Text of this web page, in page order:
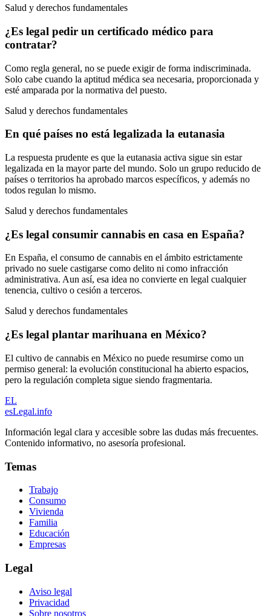
Salud y derechos fundamentales
¿Es legal pedir un certificado médico para
contratar?
Como regla general, no se puede exigir de forma indiscriminada.
Solo cabe cuando la aptitud médica sea necesaria, proporcionada y
esté amparada por la normativa del puesto.
Salud y derechos fundamentales
En qué países no está legalizada la eutanasia
La respuesta prudente es que la eutanasia activa sigue sin estar
legalizada en la mayor parte del mundo. Solo un grupo reducido de
países o territorios ha aprobado marcos específicos, y además no
todos regulan lo mismo.
Salud y derechos fundamentales
¿Es legal consumir cannabis en casa en España?
En España, el consumo de cannabis en el ámbito estrictamente
privado no suele castigarse como delito ni como infracción
administrativa. Aun así, esa idea no convierte en legal cualquier
tenencia, cultivo o cesión a terceros.
Salud y derechos fundamentales
¿Es legal plantar marihuana en México?
El cultivo de cannabis en México no puede resumirse como un
permiso general: la evolución constitucional ha abierto espacios,
pero la regulación completa sigue siendo fragmentaria.
EL
esLegal.info
Información legal clara y accesible sobre las dudas más frecuentes.
Contenido informativo, no asesoría profesional.
Temas
Trabajo
Consumo
Vivienda
Familia
Educación
Empresas
Legal
Aviso legal
Privacidad
Sobre nosotros